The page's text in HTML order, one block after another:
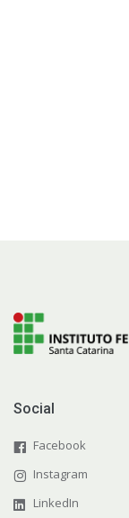
Social
Facebook
Instagram
LinkedIn